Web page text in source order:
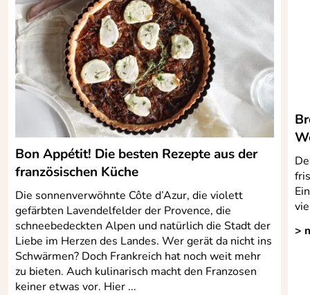
Bon Appétit! Die besten Rezepte aus der
französischen Küche
Die sonnenverwöhnte Côte d’Azur, die violett
gefärbten Lavendelfelder der Provence, die
schneebedeckten Alpen und natürlich die Stadt der
Liebe im Herzen des Landes. Wer gerät da nicht ins
Schwärmen? Doch Frankreich hat noch weit mehr
zu bieten. Auch kulinarisch macht den Franzosen
keiner etwas vor. Hier ...
>